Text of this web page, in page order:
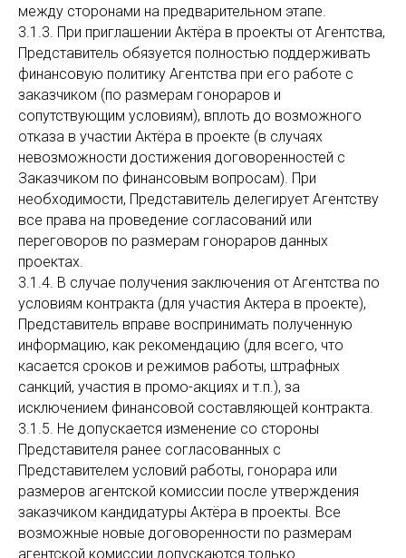
между сторонами на предварительном этапе.
3.1.3. При приглашении Актёра в проекты от Агентства,
Представитель обязуется полностью поддерживать
финансовую политику Агентства при его работе с
заказчиком (по размерам гонораров и
сопутствующим условиям), вплоть до возможного
отказа в участии Актёра в проекте (в случаях
невозможности достижения договоренностей с
Заказчиком по финансовым вопросам). При
необходимости, Представитель делегирует Агентству
все права на проведение согласований или
переговоров по размерам гонораров данных
проектах.
3.1.4. В случае получения заключения от Агентства по
условиям контракта (для участия Актера в проекте),
Представитель вправе воспринимать полученную
информацию, как рекомендацию (для всего, что
касается сроков и режимов работы, штрафных
санкций, участия в промо-акциях и т.п.), за
исключением финансовой составляющей контракта.
3.1.5. Не допускается изменение со стороны
Представителя ранее согласованных с
Представителем условий работы, гонорара или
размеров агентской комиссии после утверждения
заказчиком кандидатуры Актёра в проекты. Все
возможные новые договоренности по размерам
агентской комиссии допускаются только